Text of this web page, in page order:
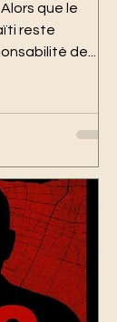
reste
de...